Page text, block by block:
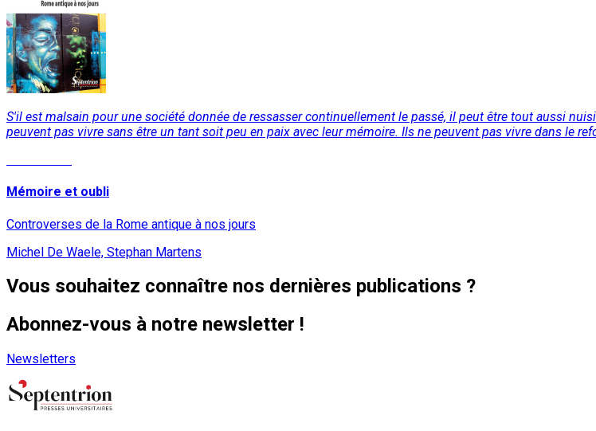
S'il est malsain pour une société donnée de ressasser continuellement le passé, il peut être tout aussi
peuvent pas vivre sans être un tant soit peu en paix avec leur mémoire. Ils ne peuvent pas vivre dans le
Mémoire et oubli
Controverses de la Rome antique à nos jours
Michel De Waele, Stephan Martens
Vous souhaitez connaître nos dernières publications ?
Abonnez-vous à notre newsletter !
Newsletters